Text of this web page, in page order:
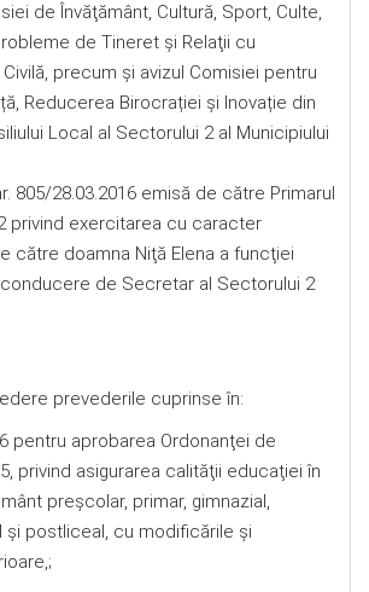
de Învăţământ, Cultură, Sport, Culte,
de Tineret şi Relaţii cu
precum şi avizul Comisiei pentru
Reducerea Birocrației și Inovație din
Local al Sectorului 2 al Municipiului
805/28.03.2016 emisă de către Primarul
privind exercitarea cu caracter
către doamna Niţă Elena a funcţiei
de Secretar al Sectorului 2
prevederile cuprinse în:
pentru aprobarea Ordonanţei de
privind asigurarea calităţii educaţiei în
preşcolar, primar, gimnazial,
şi postliceal, cu modificările şi